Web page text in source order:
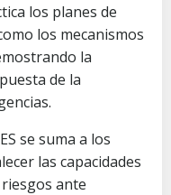
los planes de
los mecanismos
la
de la
se suma a los
las capacidades
ante